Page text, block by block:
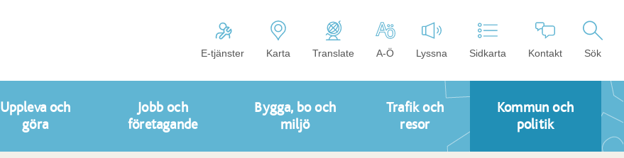
E-tjänster Karta Translate A-Ö Lyssna Sidkarta Kontakt Sök
Uppleva och
göra
Jobb och
företagande
Bygga, bo och
miljö
Trafik och
resor
Kommun och
politik